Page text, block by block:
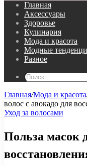
Главная
Аксессуары
Здоровье
Кулинария
Мода и красота
Модные
Разное
Главная/Мода и красота
волос с авокадо для
Уход за волосами
Польза масок